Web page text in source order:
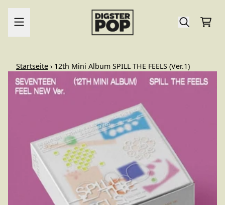
Zum Inhalt
Startseite › 12th Mini Album SPILL THE FEELS (Ver.1)